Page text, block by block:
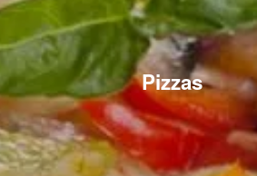
Pizzas